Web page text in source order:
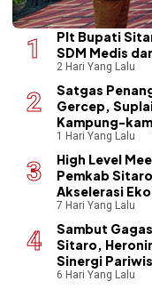
​Plt Bupati
SDM Medis
2 Hari Yang Lalu
Satgas
Gercep,
Kampung-
1 Hari Yang Lalu
High Level
Pemkab
Akselerasi
7 Hari Yang Lalu
Sambut
Sitaro,
Sinergi
6 Hari Yang Lalu